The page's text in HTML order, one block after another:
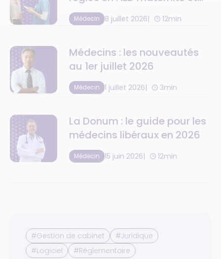
C2S
Médecin 8 juillet 2026 12min
Médecins : les nouveautés
au 1er juillet 2026
Médecin 1 juillet 2026 3min
La Donum : le guide pour les
médecins libéraux en 2026
Médecin 15 juin 2026 12min
#Gestion de cabinet
#Juridique
#Logiciel
#Réglementaire